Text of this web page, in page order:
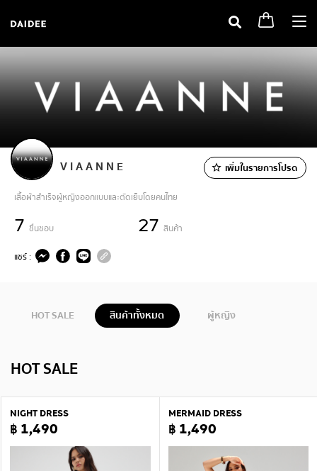
V I A A N N E
เสื้อผ้าสำเร็จผู้หญิงออกแบบและตัดเย็บโดยคนไทย
เพิ่มในรายการโปรด
7 ชื่นชอบ 27 สินค้า
แชร์ :
HOT SALE สินค้าทั้งหมด ผู้หญิง
HOT SALE
NIGHT DRESS
฿ 1,490
MERMAID DRESS
฿ 1,490